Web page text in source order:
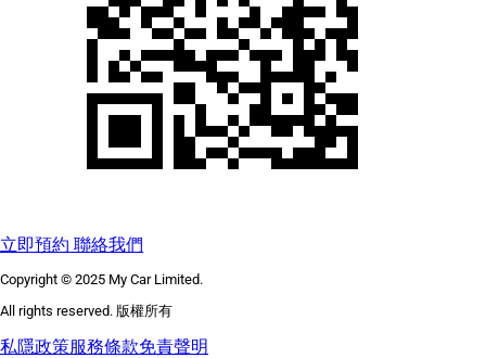
立即預約 聯絡我們
Copyright © 2025 My Car Limited.
All rights reserved. 版權所有
私隱政策服務條款免責聲明